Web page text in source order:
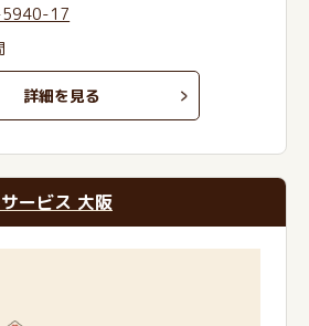
17
詳細を見る
ービス 大阪